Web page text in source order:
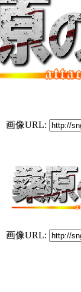
画像URL:
画像URL: